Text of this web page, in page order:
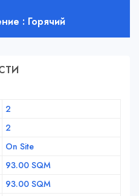
: Горячий
2
2
On Site
93.00 SQM
93.00 SQM